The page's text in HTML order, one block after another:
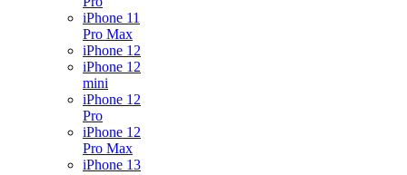
iPhone 11
Pro Max
iPhone 12
iPhone 12
mini
iPhone 12
Pro
iPhone 12
Pro Max
iPhone 13